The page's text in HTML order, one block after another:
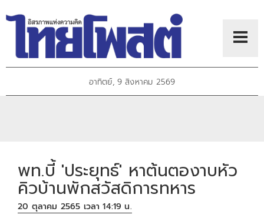
อาทิตย์, 9 สิงหาคม 2569
พท.บี้ 'ประยุทธ์' หาต้นตองาบหัว
คิวบ้านพักสวัสดิการทหาร
20 ตุลาคม 2565 เวลา 14:19 น.